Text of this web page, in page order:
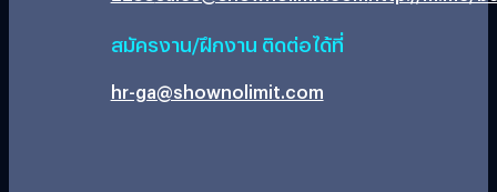
สมัครงาน/ฝึกงาน ติดต่อได้ที่
hr-ga@shownolimit.com